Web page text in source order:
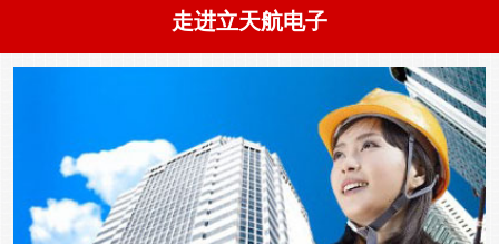
走进立天航电子